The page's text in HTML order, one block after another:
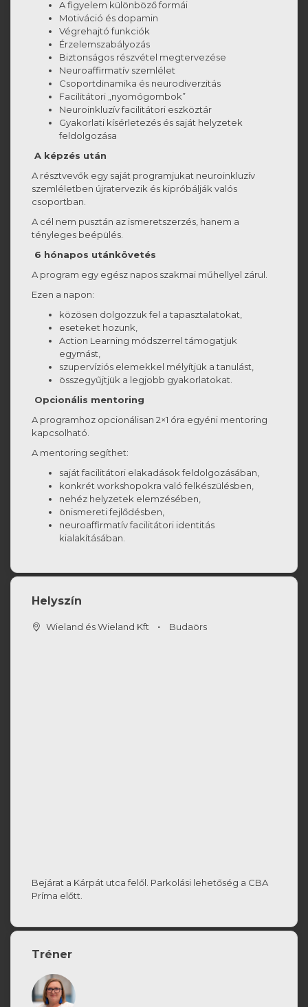
A figyelem különböző formái
Motiváció és dopamin
Végrehajtó funkciók
Érzelemszabályozás
Biztonságos részvétel megtervezése
Neuroaffirmatív szemlélet
Csoportdinamika és neurodiverzitás
Facilitátori „nyomógombok”
Neuroinkluzív facilitátori eszköztár
Gyakorlati kísérletezés és saját helyzetek
feldolgozása
A képzés után
A résztvevők egy saját programjukat neuroinkluzív
szemléletben újratervezik és kipróbálják valós
csoportban.
A cél nem pusztán az ismeretszerzés, hanem a
tényleges beépülés.
6 hónapos utánkövetés
A program egy egész napos szakmai műhellyel zárul.
Ezen a napon:
közösen dolgozzuk fel a tapasztalatokat,
eseteket hozunk,
Action Learning módszerrel támogatjuk
egymást,
szupervíziós elemekkel mélyítjük a tanulást,
összegyűjtjük a legjobb gyakorlatokat.
Opcionális mentoring
A programhoz opcionálisan 2×1 óra egyéni mentoring
kapcsolható.
A mentoring segíthet:
saját facilitátori elakadások feldolgozásában,
konkrét workshopokra való felkészülésben,
nehéz helyzetek elemzésében,
önismereti fejlődésben,
neuroaffirmatív facilitátori identitás
kialakításában.
Helyszín
Wieland és Wieland Kft Budaörs
Bejárat a Kárpát utca felől. Parkolási lehetőség a CBA
Príma előtt.
Tréner